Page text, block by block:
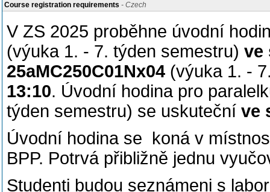
Course registration requirements - Czech
V ZS 2025 proběhne úvodní
(výuka 1. - 7. týden semestru) ve
25aMC250C01Nx04 (výuka 1. -
13:10. Úvodní hodina pro
týden semestru) se uskuteční ve
Úvodní hodina se koná v
BPP. Potrvá přibližně jednu
Studenti budou seznámeni s